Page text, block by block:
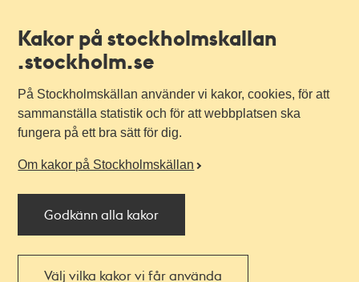
Kakor på stockholmskallan
.stockholm.se
På Stockholmskällan använder vi kakor, cookies, för att
sammanställa statistik och för att webbplatsen ska
fungera på ett bra sätt för dig.
Om kakor på Stockholmskällan
Godkänn alla kakor
Välj vilka kakor vi får använda